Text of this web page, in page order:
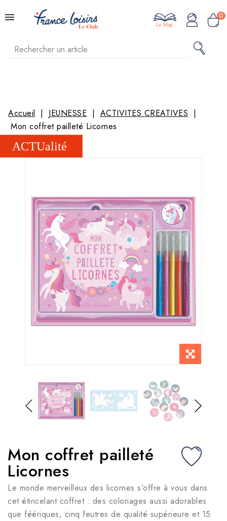
0
Le Mag
Accueil JEUNESSE
ACTIVITES CREATIVES
Mon coffret pailleté Licornes
Mon coffret pailleté
Licornes
Le monde merveilleux des licornes s’offre à vous dans
cet étincelant coffret : des coloriages aussi adorables
que féériques, cinq feutres de qualité supérieure et 15